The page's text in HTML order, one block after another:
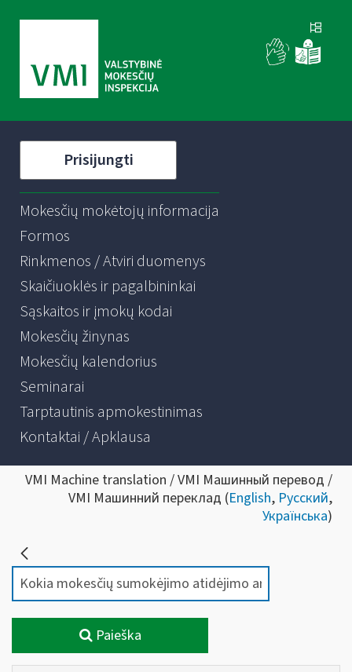
Prisijungti
Mokesčių mokėtojų informacija
Formos
Rinkmenos / Atviri duomenys
Skaičiuoklės ir pagalbininkai
Sąskaitos ir įmokų kodai
Mokesčių žinynas
Mokesčių kalendorius
Seminarai
Tarptautinis apmokestinimas
Kontaktai / Apklausa
VMI Machine translation / VMI Машинный перевод /
VMI Машинний переклад (English, Русский,
Українська)
Paieška